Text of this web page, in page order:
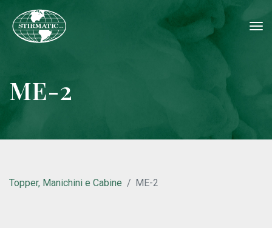
ME-2
Topper, Manichini e Cabine ME-2